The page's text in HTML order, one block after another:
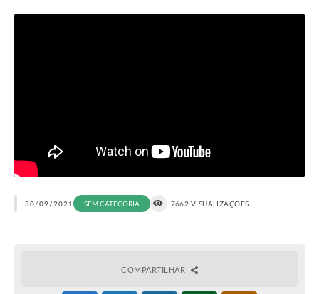
30/09/2021 SEM CATEGORIA 7662 VISUALIZAÇÕES
COMPARTILHAR